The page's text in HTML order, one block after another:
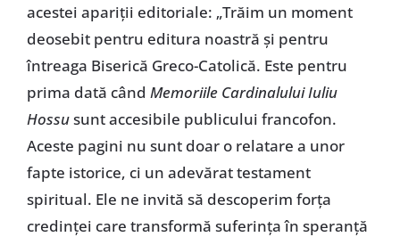
acestei apariții editoriale: „Trăim un moment
deosebit pentru editura noastră și pentru
întreaga Biserică Greco-Catolică. Este pentru
prima dată când Memoriile Cardinalului Iuliu
Hossusunt accesibile publicului francofon.
Aceste pagini nu sunt doar o relatare a unor
fapte istorice, ci un adevărat testament
spiritual. Ele ne invită să descoperim forța
credinței care transformă suferința în speranță